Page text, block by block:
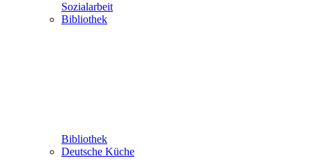
Sozialarbeit
Bibliothek
Bibliothek
Deutsche Küche